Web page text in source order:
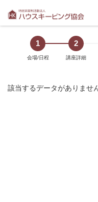
1
会場/日程
2
講座詳細
該当するデータがありませ